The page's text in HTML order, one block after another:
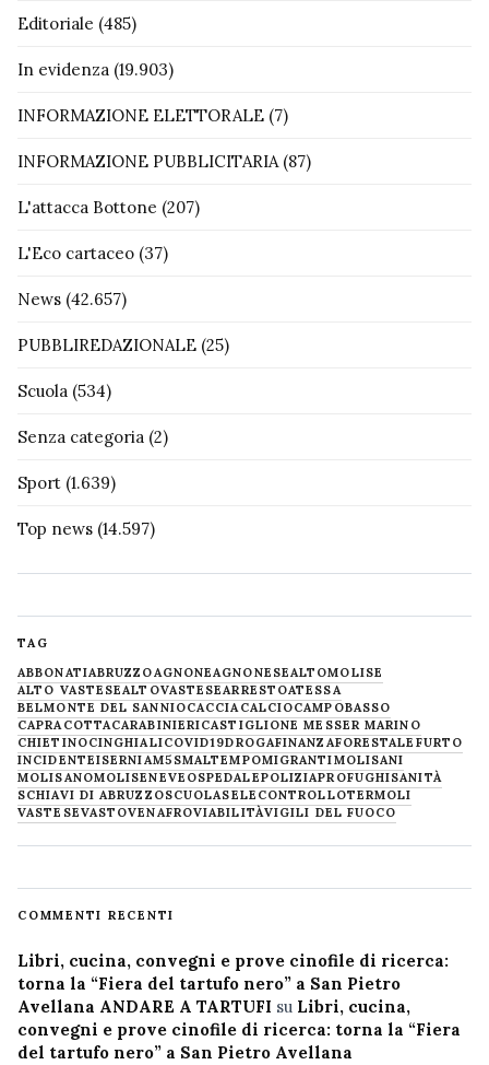
Editoriale (485)
In evidenza (19.903)
INFORMAZIONE ELETTORALE (7)
INFORMAZIONE PUBBLICITARIA(87)
L'attacca Bottone (207)
L'Eco cartaceo (37)
News (42.657)
PUBBLIREDAZIONALE (25)
Scuola (534)
Senza categoria (2)
Sport (1.639)
Top news (14.597)
TAG
ABBONATIABRUZZOAGNONEAGNONESEALTOMOLISE
ALTO VASTESEALTOVASTESEARRESTOATESSA
BELMONTE DEL SANNIOCACCIACALCIOCAMPOBASSO
CAPRACOTTACARABINIERICASTIGLIONE MESSER MARINO
CHIETINOCINGHIALICOVID19DROGAFINANZAFORESTALE FURTO
INCIDENTEISERNIAM5SMALTEMPOMIGRANTIMOLISANI
MOLISANOMOLISENEVE OSPEDALEPOLIZIAPROFUGHISANITÀ
SCHIAVI DI ABRUZZOSCUOLASELECONTROLLOTERMOLI
VASTESEVASTOVENAFROVIABILITÀVIGILI DEL FUOCO
COMMENTI RECENTI
Libri, cucina, convegni e prove cinofile di ricerca:
torna la “Fiera del tartufo nero” a San Pietro
Avellana ANDARE A TARTUFI su Libri, cucina,
convegni e prove cinofile di ricerca: torna la “Fiera
del tartufo nero” a San Pietro Avellana